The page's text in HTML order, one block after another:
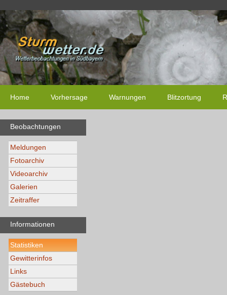
Home Vorhersage Warnungen Blitzortung
Beobachtungen
Meldungen
Fotoarchiv
Videoarchiv
Galerien
Zeitraffer
Informationen
Statistiken
Gewitterinfos
Links
Gästebuch